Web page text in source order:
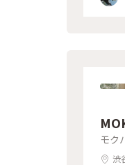
モク
渋